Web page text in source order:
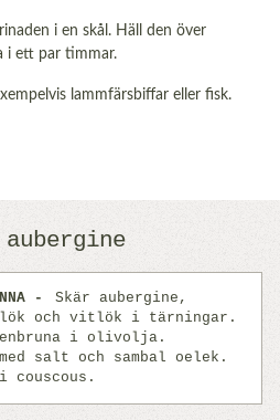
i en skål. Häll den över
i ett par timmar.
lammfärsbiffar eller fisk.
Skär aubergine,
och vitlök i tärningar.
i olivolja.
salt och sambal oelek.
couscous.